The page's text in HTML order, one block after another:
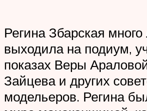
Регина Збарская много
выходила на подиум,
показах Веры
Зайцева и других
модельеров. Регина